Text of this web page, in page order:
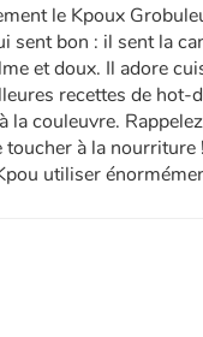
le Kpoux
sent bon : il sent la
et doux. Il adore
recettes de hot-
la couleuvre.
toucher à la nourriture
utiliser